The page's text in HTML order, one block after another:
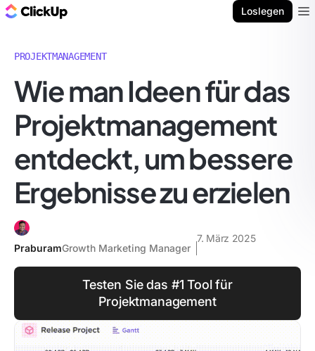
Loslegen
PROJEKTMANAGEMENT
Wie man Ideen für das
Projektmanagement
entdeckt, um bessere
Ergebnisse zu erzielen
PraburamGrowth Marketing Manager
7. März 2025
Testen Sie das #1 Tool für
Projektmanagement